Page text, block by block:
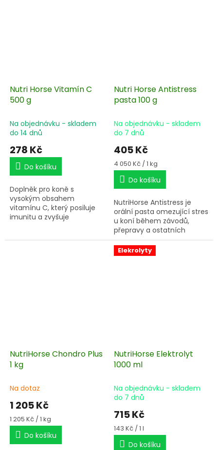
Nutri Horse Vitamín C
500 g
Na objednávku - skladem
do 14 dnů
278 Kč
Do košíku
Doplněk pro koně s
vysokým obsahem
vitamínu C, který posiluje
imunitu a zvyšuje
Nutri Horse Antistress
pasta 100 g
Na objednávku - skladem
do 7 dnů
405 Kč
Měrná
cena:
4 050 Kč / 1 kg
Do košíku
NutriHorse Antistress je
orální pasta omezující stres
u koní během závodů,
přepravy a ostatních
náročných situací.
NutriHorse Chondro Plus
1 kg
Na dotaz
1 205 Kč
Měrná
cena:
1 205 Kč / 1 kg
Do košíku
Elekrolyty
NutriHorse Elektrolyt
1000 ml
Na objednávku - skladem
do 7 dnů
715 Kč
Měrná
cena:
143 Kč / 1 l
Do košíku